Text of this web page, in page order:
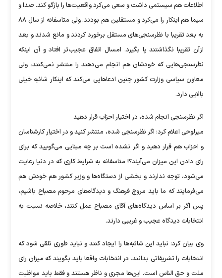
اطلاعات هم سیستمی داشت و سعی می‌کرد واقعیت‌ها را بازگو کند. صدا و
سیما هم اینکار را می‌کرد و مستقلین هم بودند. ولی متاسفانه از سال ۸۸
به بعد تقریبا با نظرسنجی‌های مستقل برخورد کردند و مانع شدند و بعد
ازآن تقریبا نگذاشتند پا بگیرد. امسال اتفاق عجیب‌تر افتاد و آن اینکه
نظرسنجی‌هایی که خودشان هم انجام می‌دهند را منتشر نمی‌کنند، ولی
معاون سیاسی وزارت کشور چنین ادعا‌هایی می‌کند که اینکار شائبه خیلی
بالایی دارد.
اگر نظرسنجی انجام شده، در اختیار احزاب قرار دهید
میرلوحی اعلام کرد: اگر نظرسنجی شده، منتشر کنید و در اختیار کارشناسان
و احزاب هم قرار دهید و اگر نشده است بر چه مبنایی می‌گویید که برای
رای دادن این میزان می‌آیند؟! متاسفانه به شرایط کاری که در دنیا رعایت
می‌شود، توجه ندارند و بخشی از دستگاه‌ها و وزیر کشور هم خودش هم
می‌فرمایند که ما باید مروج فرهنگ و دیدگاه‌های مرحوم مصباح باشیم،
پس اگر بر اساس دیدگاه‌های آقای مصباح عمل کنند، خلاصه نسبت به
انتخابات دیدگاه عجیب و غریبی دارند.
وی بیان کرد: نباید این شائبه‌ها را ایجاد کنند و نباید طوری تلقی شود که
انتخابات را تشریفاتی بدانند. در انتخابات واقعا باید بگویند که میزان رای
ملت و حق الناس است. این‌ها مجری و ناظر هستند و فقط باید مواظبت